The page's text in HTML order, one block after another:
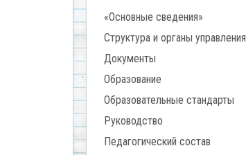
«Основные сведения»
Структура и органы управления
Документы
Образование
Образовательные стандарты
Руководство
Педагогический состав